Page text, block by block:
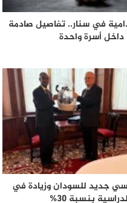
في سنار.. تفاصيل صادمة
داخل أسرة واحدة
جديد للسودان وزيادة في
بنسبة 30%